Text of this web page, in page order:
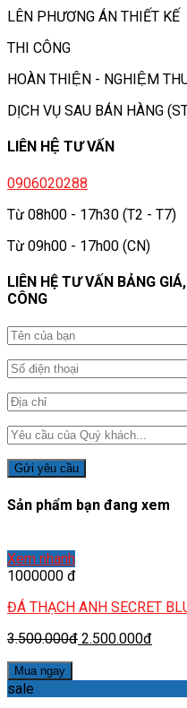
LÊN PHƯƠNG ÁN THIẾT KẾ
THI CÔNG
HOÀN THIỆN - NGHIỆM
DỊCH VỤ SAU BÁN HÀNG
LIÊN HỆ TƯ VẤN
0906020288
Từ 08h00 - 17h30 (T2 - T7)
Từ 09h00 - 17h00 (CN)
LIÊN HỆ TƯ VẤN BẢNG
CÔNG
Sản phẩm bạn đang xem
Xem nhanh
1000000 đ
ĐÁ THẠCH ANH SECRET
3.500.000đ 2.500.000đ
Mua ngay
sale